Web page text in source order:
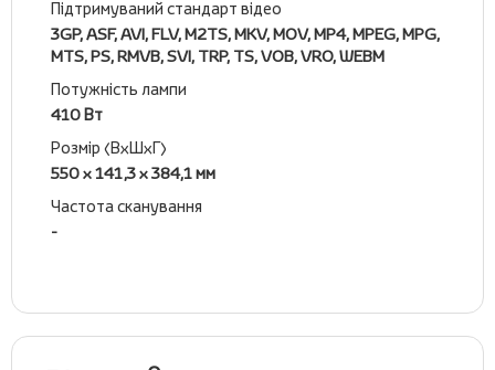
Підтримуваний стандарт відео
3GP, ASF, AVI, FLV, M2TS, MKV, MOV, MP4, MPEG, MPG,
MTS, PS, RMVB, SVI, TRP, TS, VOB, VRO, WEBM
Потужність лампи
410 Вт
Розмір (ВхШхГ)
550 x 141,3 x 384,1 мм
Частота сканування
-